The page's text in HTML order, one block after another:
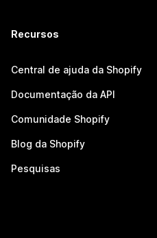
Recursos
Central de ajuda da Shopify
Documentação da API
Comunidade Shopify
Blog da Shopify
Pesquisas